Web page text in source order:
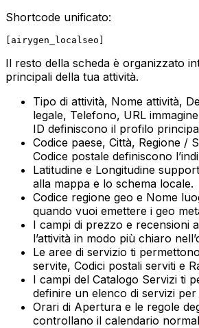
Shortcode unificato:
Il resto della scheda è organizzato
principali della tua attività.
Tipo di attività, Nome attività,
legale, Telefono, URL immagine
ID definiscono il profilo
Codice paese, Città, Regione /
Codice postale definiscono
Latitudine e Longitudine
alla mappa e lo schema locale.
Codice regione geo e Nome
quando vuoi emettere i geo
I campi di prezzo e recensioni
l’attività in modo più chiaro
Le aree di servizio ti
servite, Codici postali serviti e
I campi del Catalogo Servizi ti
definire un elenco di servizi per
Orari di Apertura e le regole
controllano il calendario